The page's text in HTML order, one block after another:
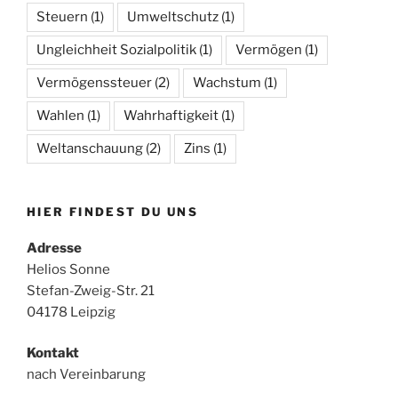
Steuern (1) Umweltschutz (1)
Ungleichheit Sozialpolitik (1) Vermögen (1)
Vermögenssteuer (2) Wachstum (1)
Wahlen (1) Wahrhaftigkeit (1)
Weltanschauung (2) Zins (1)
HIER FINDEST DU UNS
Adresse
Helios Sonne
Stefan-Zweig-Str. 21
04178 Leipzig
Kontakt
nach Vereinbarung